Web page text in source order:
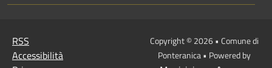
RSS
Accessibilità
Copyright © 2026 • Comune di
Ponteranica • Powered by